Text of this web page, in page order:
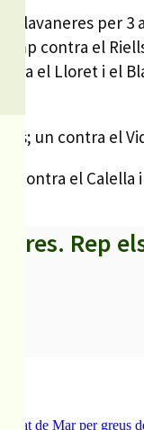
Llavaneres per 3
contra el
el Lloret i el
un contra el
contra el
res. Rep
de Mar per greus